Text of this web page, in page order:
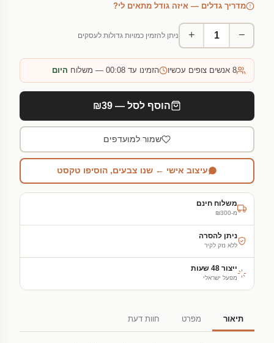
מדריך גדלים — איזה גודל מתאים לי?
−
+ ניתן להזמין כמויות גדולות לעסקים
8 אנשים צופים עכשיו הזמינו עד 00:08 — משלוח היום
הוסף לסל — ₪39
שמור למועדפים
עיצוב אישי ← שנו צבעים, הוסיפו טקסט
משלוח חינם
מ-₪300
ניתן להסרה
ללא נזק לקיר
ייצור 48 שעות
מפעל ישראלי
תיאור מפרט חוות דעת